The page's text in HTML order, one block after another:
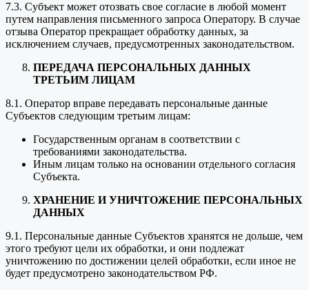
7.3. Субъект может отозвать свое согласие в любой момент
путем направления письменного запроса Оператору. В случае
отзыва Оператор прекращает обработку данных, за
исключением случаев, предусмотренных законодательством.
ПЕРЕДАЧА ПЕРСОНАЛЬНЫХ ДАННЫХ
ТРЕТЬИМ ЛИЦАМ
8.1. Оператор вправе передавать персональные данные
Субъектов следующим третьим лицам:
Государственным органам в соответствии с
требованиями законодательства.
Иным лицам только на основании отдельного согласия
Субъекта.
ХРАНЕНИЕ И УНИЧТОЖЕНИЕ ПЕРСОНАЛЬНЫХ
ДАННЫХ
9.1. Персональные данные Субъектов хранятся не дольше, чем
этого требуют цели их обработки, и они подлежат
уничтожению по достижении целей обработки, если иное не
будет предусмотрено законодательством РФ.